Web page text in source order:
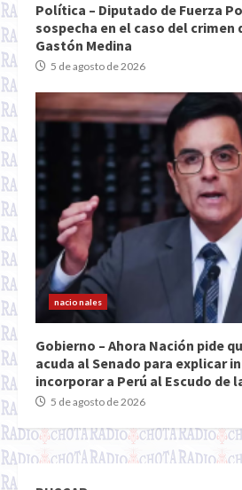
Política – Diputado de Fuerza
sospecha en el caso del crimen
Gastón Medina
5 de agosto de 2026
nacionales
Gobierno – Ahora Nación pide
acuda al Senado para explicar
incorporar a Perú al Escudo de
5 de agosto de 2026